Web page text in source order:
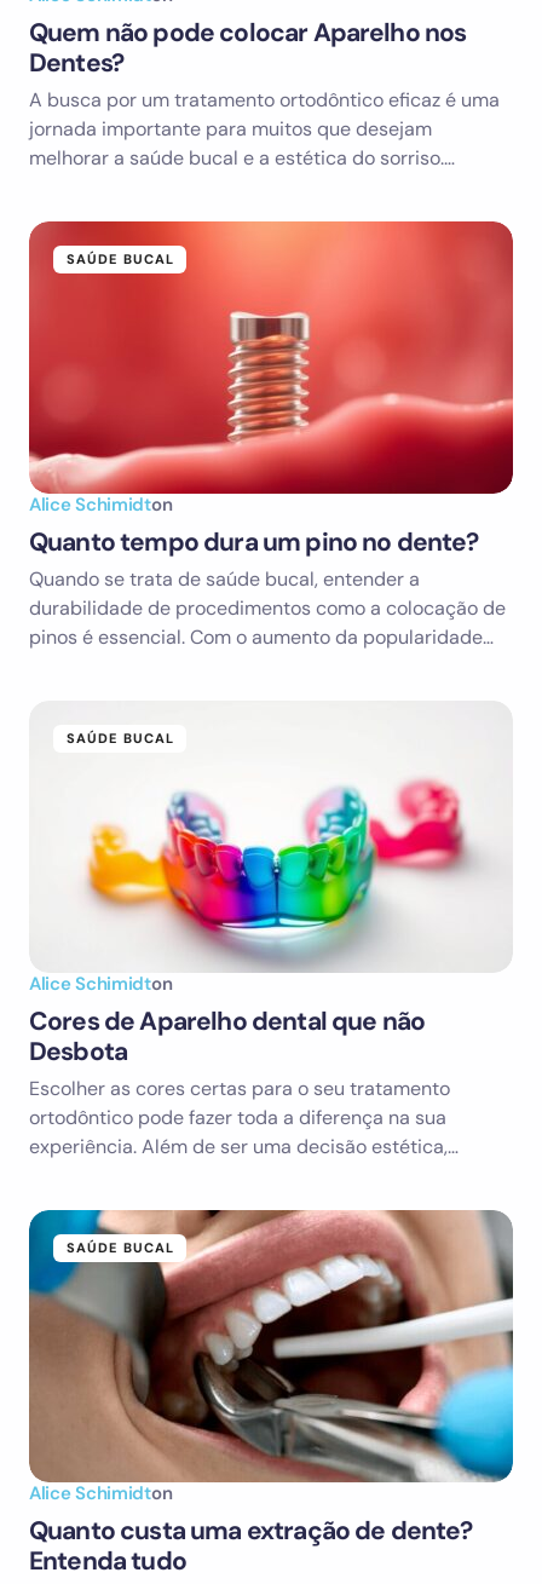
Quem não pode colocar Aparelho nos
Dentes?
A busca por um tratamento ortodôntico eficaz é uma
jornada importante para muitos que desejam
melhorar a saúde bucal e a estética do sorriso.…
SAÚDE BUCAL
Alice Schimidton
Quanto tempo dura um pino no dente?
Quando se trata de saúde bucal, entender a
durabilidade de procedimentos como a colocação de
pinos é essencial. Com o aumento da popularidade…
SAÚDE BUCAL
Alice Schimidton
Cores de Aparelho dental que não
Desbota
Escolher as cores certas para o seu tratamento
ortodôntico pode fazer toda a diferença na sua
experiência. Além de ser uma decisão estética,…
SAÚDE BUCAL
Alice Schimidton
Quanto custa uma extração de dente?
Entenda tudo